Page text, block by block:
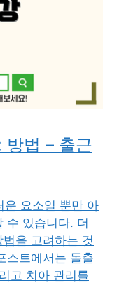
방법 – 출근
운 요소일 뿐만 아
수 있습니다. 더
을 고려하는 것
스트에서는 돌출
고 치아 관리를